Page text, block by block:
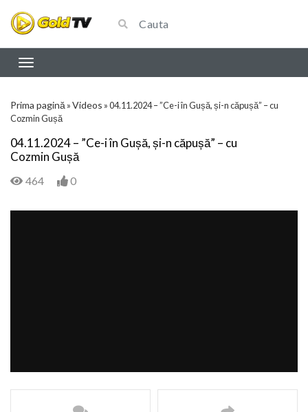
Prima pagină »Videos »04.11.2024 – ”Ce-i în Gușă, și-n căpușă” – cu
Cozmin Gușă
04.11.2024 – ”Ce-i în Gușă, și-n căpușă” – cu
Cozmin Gușă
464 0